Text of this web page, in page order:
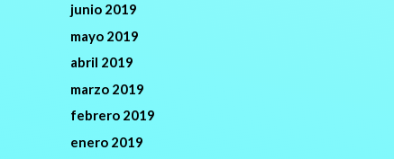
junio 2019
mayo 2019
abril 2019
marzo 2019
febrero 2019
enero 2019